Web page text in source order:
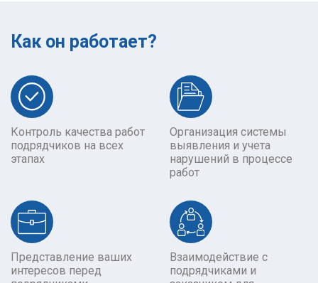
Как он работает?
Контроль качества работ
подрядчиков на всех
этапах
Организация системы
выявления и учета
нарушений в процессе
работ
Представление ваших
интересов перед
Взаимодействие с
подрядчиками и